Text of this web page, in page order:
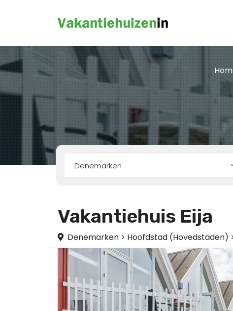
Denemarken
Vakantiehuis Eija
Denemarken > Hoofdstad (Hovedstaden)